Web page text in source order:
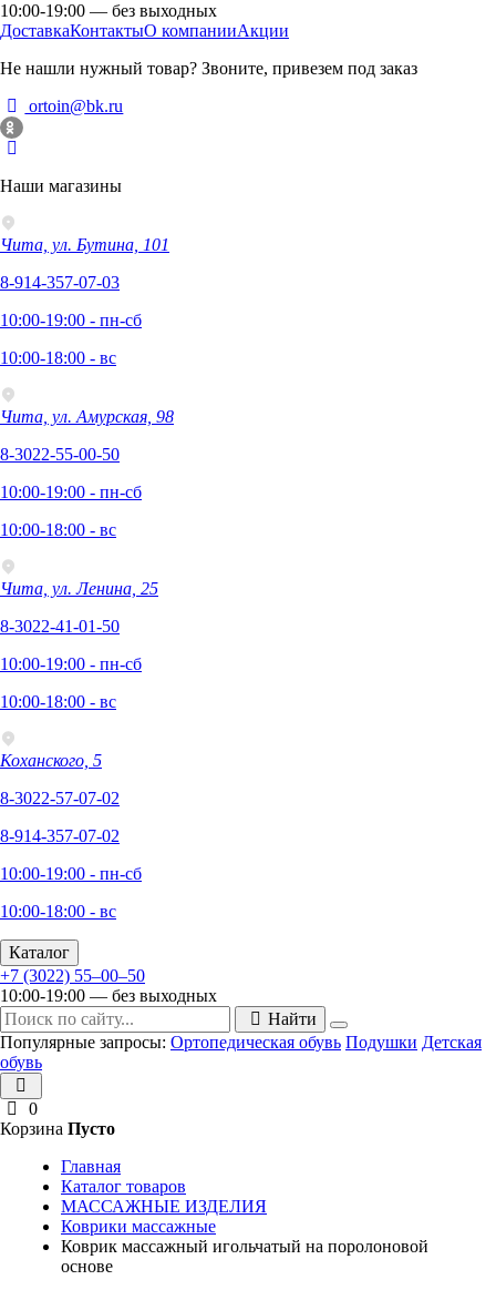
10:00-19:00 — без выходных
ДоставкаКонтактыО компанииАкции
Не нашли нужный товар? Звоните, привезем под заказ
ortoin@bk.ru
Наши магазины
Чита, ул. Бутина, 101
8-914-357-07-03
10:00-19:00 - пн-сб
10:00-18:00 - вс
Чита, ул. Амурская, 98
8-3022-55-00-50
10:00-19:00 - пн-сб
10:00-18:00 - вс
Чита, ул. Ленина, 25
8-3022-41-01-50
10:00-19:00 - пн-сб
10:00-18:00 - вс
Коханского, 5
8-3022-57-07-02
8-914-357-07-02
10:00-19:00 - пн-сб
10:00-18:00 - вс
Каталог
+7 (3022) 55‒00‒50
10:00-19:00 — без выходных
Найти
Популярные запросы: Ортопедическая обувь Подушки Детская
обувь
0
Корзина Пусто
Главная
Каталог товаров
МАССАЖНЫЕ ИЗДЕЛИЯ
Коврики массажные
Коврик массажный игольчатый на поролоновой
основе